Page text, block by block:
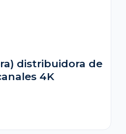
distribuidora de
4K